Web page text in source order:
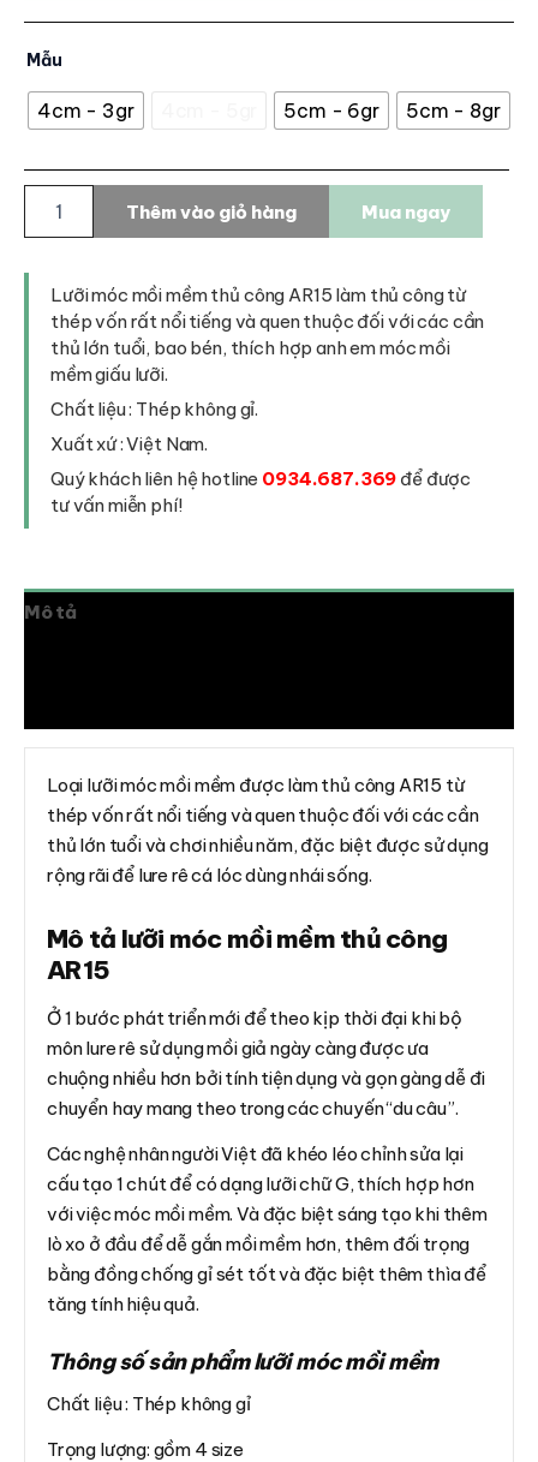
Mẫu
4cm - 3gr 5cm - 6gr 5cm - 8gr
mồi
mềm
công
AR15
lượng
Thêm vào giỏ hàng Mua ngay
Lưỡi móc mồi mềm thủ công AR15 làm thủ công từ
thép vốn rất nổi tiếng và quen thuộc đối với các cần
thủ lớn tuổi, bao bén, thích hợp anh em móc mồi
mềm giấu lưỡi.
Chất liệu : Thép không gỉ.
Xuất xứ : Việt Nam.
Quý khách liên hệ hotline 0934.687.369 để được
tư vấn miễn phí!
Mô tả
Loại lưỡi móc mồi mềm được làm thủ công AR15 từ
thép vốn rất nổi tiếng và quen thuộc đối với các cần
thủ lớn tuổi và chơi nhiều năm, đặc biệt được sử dụng
rộng rãi để lure rê cá lóc dùng nhái sống.
Mô tả lưỡi móc mồi mềm thủ công
AR15
Ở 1 bước phát triển mới để theo kịp thời đại khi bộ
môn lure rê sử dụng mồi giả ngày càng được ưa
chuộng nhiều hơn bởi tính tiện dụng và gọn gàng dễ đi
chuyển hay mang theo trong các chuyến “du câu”.
Các nghệ nhân người Việt đã khéo léo chỉnh sửa lại
cấu tạo 1 chút để có dạng lưỡi chữ G, thích hợp hơn
với việc móc mồi mềm. Và đặc biệt sáng tạo khi thêm
lò xo ở đầu để dễ gắn mồi mềm hơn, thêm đối trọng
bằng đồng chống gỉ sét tốt và đặc biệt thêm thìa để
tăng tính hiệu quả.
Thông số sản phẩm lưỡi móc mồi mềm
Chất liệu : Thép không gỉ
Trọng lượng: gồm 4 size